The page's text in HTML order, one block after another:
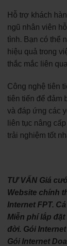
Hỗ trợ khách
ngũ nhân viên
tình. Bạn có thể
hiệu quả trong
thắc mắc liên
Công nghệ tiên
tiên tiến để đảm
và đáp ứng các
liên tục nâng
trải nghiệm tốt
TƯ VẤN Giá
Website chính
Internet FPT.
Miễn phí lắp
đời. ‎Gói Internet
‎Gói Internet